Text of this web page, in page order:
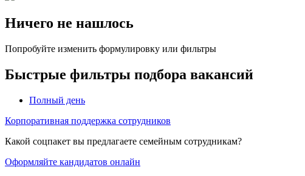
Ничего не нашлось
Попробуйте изменить формулировку или фильтры
Быстрые фильтры подбора вакансий
Полный день
Корпоративная поддержка сотрудников
Какой соцпакет вы предлагаете семейным сотрудникам?
Оформляйте кандидатов онлайн